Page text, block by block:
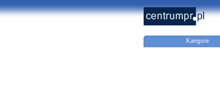
Kategorie